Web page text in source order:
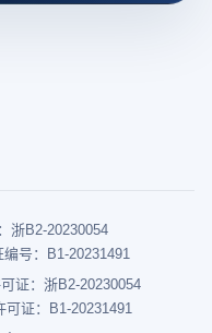
浙B2-20230054
号：B1-20231491
证：浙B2-20230054
证：B1-20231491